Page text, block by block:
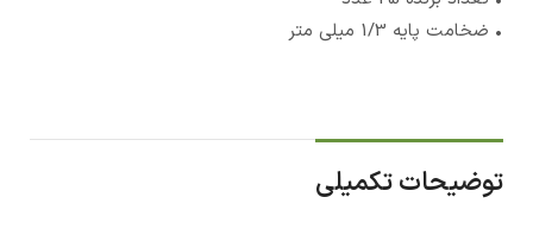
• ضخامت پایه 1/3 میلی متر
توضیحات تکمیلی